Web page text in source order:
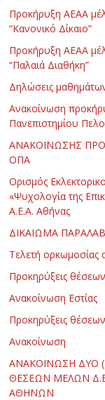
Προκήρυξη ΑΕΑΑ
“Κανονικό Δίκαιο”
Προκήρυξη ΑΕΑΑ
“Παλαιά Διαθήκη”
Δηλώσεις
Ανακοίνωση
Πανεπιστημίου
ΑΝΑΚΟΙΝΩΣΗΣ
ΟΠΑ
Ορισμός
«Ψυχολογία της
Α.Ε.Α. Αθήνας
ΔΙΚΑΙΩΜΑ
Τελετή ορκωμοσίας
Προκηρύξεις
Ανακοίνωση Εστίας
Προκηρύξεις
Ανακοίνωση
ΑΝΑΚΟΙΝΩΣΗ ΔΥΟ
ΘΕΣΕΩΝ ΜΕΛΩΝ
ΑΘΗΝΩΝ